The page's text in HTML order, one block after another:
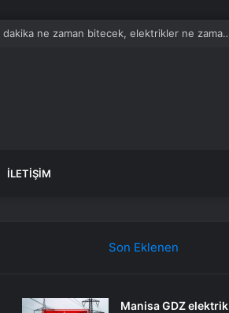
İLETIŞIM
Son Eklenen
Manisa GDZ elektrik